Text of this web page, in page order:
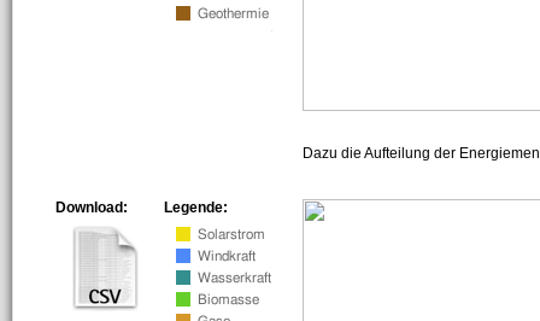
Dazu die Aufteilung der
Legende:
Download: